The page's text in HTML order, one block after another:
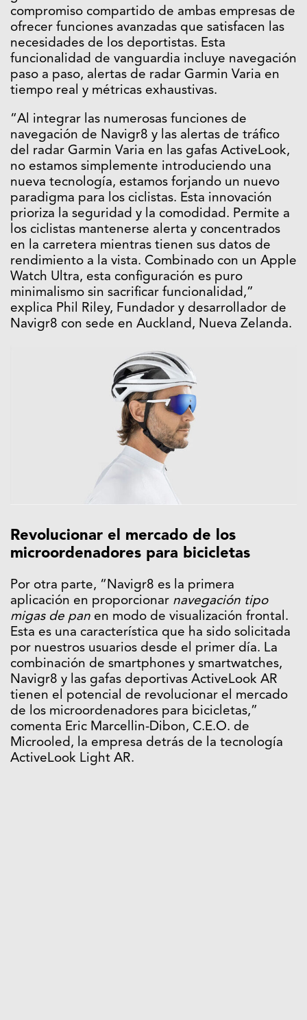
compromiso compartido de ambas empresas de
ofrecer funciones avanzadas que satisfacen las
necesidades de los deportistas. Esta
funcionalidad de vanguardia incluye navegación
paso a paso, alertas de radar Garmin Varia en
tiempo real y métricas exhaustivas.
“Al integrar las numerosas funciones de
navegación de Navigr8 y las alertas de tráfico
del radar Garmin Varia en las gafas ActiveLook,
no estamos simplemente introduciendo una
nueva tecnología, estamos forjando un nuevo
paradigma para los ciclistas. Esta innovación
prioriza la seguridad y la comodidad. Permite a
los ciclistas mantenerse alerta y concentrados
en la carretera mientras tienen sus datos de
rendimiento a la vista. Combinado con un Apple
Watch Ultra, esta configuración es puro
minimalismo sin sacrificar funcionalidad,”
explica Phil Riley, Fundador y desarrollador de
Navigr8 con sede en Auckland, Nueva Zelanda.
Revolucionar el mercado de los
microordenadores para bicicletas
Por otra parte, “Navigr8 es la primera
aplicación en proporcionar navegación tipo
migas de pan en modo de visualización frontal.
Esta es una característica que ha sido solicitada
por nuestros usuarios desde el primer día. La
combinación de smartphones y smartwatches,
Navigr8 y las gafas deportivas ActiveLook AR
tienen el potencial de revolucionar el mercado
de los microordenadores para bicicletas,”
comenta Eric Marcellin-Dibon, C.E.O. de
Microoled, la empresa detrás de la tecnología
ActiveLook Light AR.